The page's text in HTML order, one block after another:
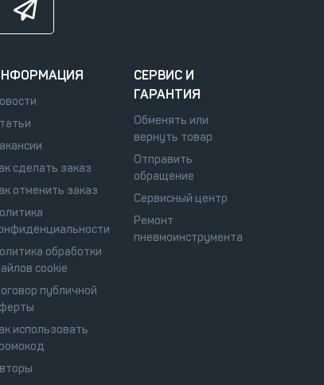
сделать заказ
отменить заказ
обработки
cookie
публичной
использовать
СЕРВИС И
ГАРАНТИЯ
Обменять или
вернуть товар
Отправить
обращение
Сервисный центр
Ремонт
пневмоинструмента